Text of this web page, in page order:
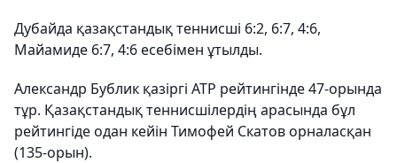
Дубайда қазақстандық теннисші 6:2, 6:7, 4:6,
Майамиде 6:7, 4:6 есебімен ұтылды.
Александр Бублик қазіргі ATP рейтингінде 47-орында
тұр. Қазақстандық теннисшілердің арасында бұл
рейтингіде одан кейін Тимофей Скатов орналасқан
(135-орын).